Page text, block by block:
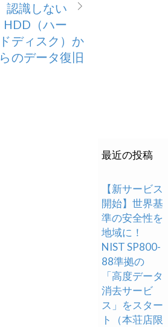
認識しない
HDD（ハー
ドディスク）か
らのデータ復旧
最近の投稿
【新サービス
開始】世界基
準の安全性を
地域に！
NIST SP800-
88準拠の
「高度データ
消去サービ
ス」をスター
ト（本荘店限